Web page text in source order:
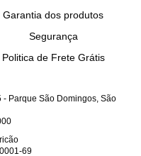
Garantia dos produtos
Segurança
Politica de Frete Grátis
- Parque São Domingos, São
69